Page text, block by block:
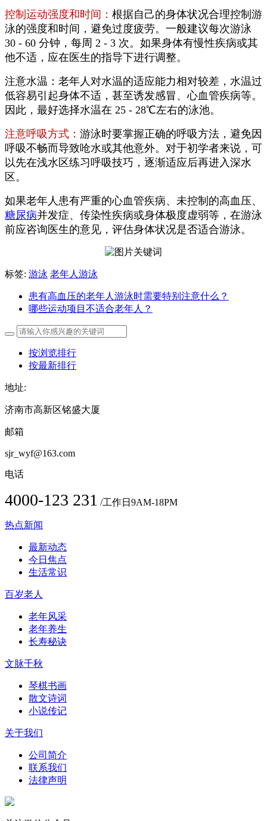
控制运动强度和时间： 根据自己的身体状况合理控制游
泳的强度和时间，避免过度疲劳。一般建议每次游泳
30 - 60 分钟，每周 2 - 3 次。如果身体有慢性疾病或其
他不适，应在医生的指导下进行调整。
注意水温：老年人对水温的适应能力相对较差，水温过
低容易引起身体不适，甚至诱发感冒、心血管疾病等。
因此，最好选择水温在 25 - 28℃左右的泳池。
注意呼吸方式： 游泳时要掌握正确的呼吸方法，避免因
呼吸不畅而导致呛水或其他意外。对于初学者来说，可
以先在浅水区练习呼吸技巧，逐渐适应后再进入深水
区。
如果老年人患有严重的心血管疾病、未控制的高血压、
糖尿病并发症、传染性疾病或身体极度虚弱等，在游泳
前应咨询医生的意见，评估身体状况是否适合游泳。
标签: 游泳 老年人游泳
患有高血压的老年人游泳时需要特别注意什么？
哪些运动项目不适合老年人？
按浏览排行
按最新排行
地址:
济南市高新区铭盛大厦
邮箱
sjr_wyf@163.com
电话
4000-123 231 /工作日9AM-18PM
热点新闻
最新动态
今日焦点
生活常识
百岁老人
老年风采
老年养生
长寿秘诀
文脉千秋
琴棋书画
散文诗词
小说传记
关于我们
公司简介
联系我们
法律声明